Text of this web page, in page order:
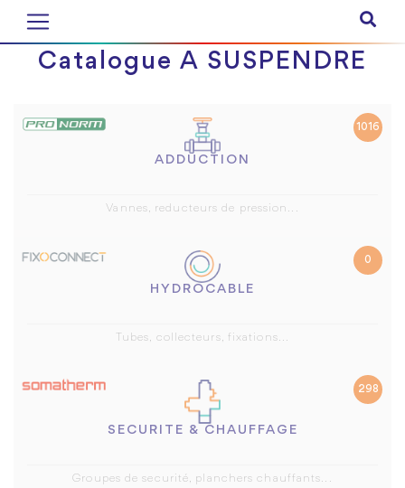
Catalogue A SUSPENDRE
1016
ADDUCTION
Vannes, reducteurs de pression...
0
HYDROCABLE
Tubes, collecteurs, fixations...
298
SECURITE & CHAUFFAGE
Groupes de securité, planchers chauffants...